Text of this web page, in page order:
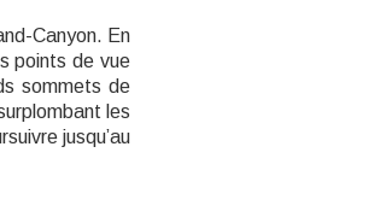
Canyon. En
points de vue
sommets de
les
jusqu’au